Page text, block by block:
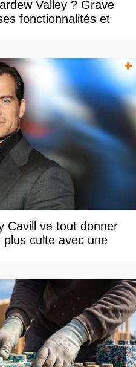
Valley ? Grave
fonctionnalités et
Cavill va tout donner
culte avec une